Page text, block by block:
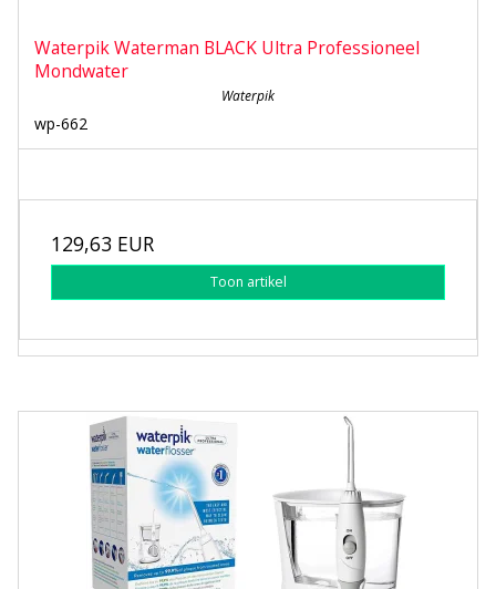
Waterpik Waterman BLACK Ultra Professioneel
Mondwater
Waterpik
wp-662
129,63 EUR
Toon artikel